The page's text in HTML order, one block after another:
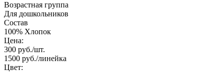
Возрастная группа
Для дошкольников
Состав
100% Хлопок
Цена:
300 руб./шт.
1500 руб./линейка
Цвет: